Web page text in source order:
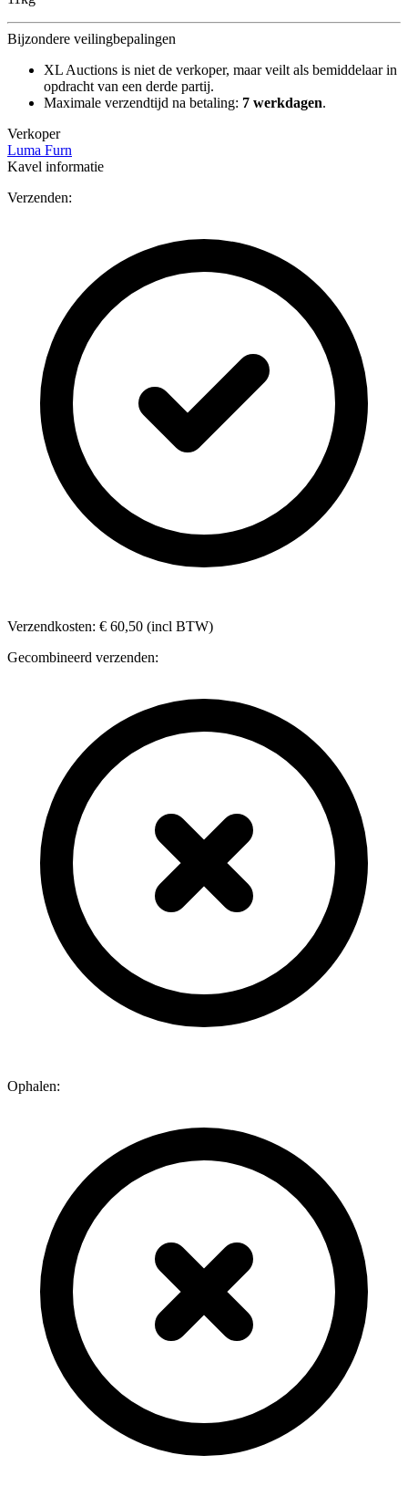
Bijzondere veilingbepalingen
XL Auctions is niet de verkoper, maar veilt als bemiddelaar in
opdracht van een derde partij.
Maximale verzendtijd na betaling: 7 werkdagen.
Verkoper
Luma Furn
Kavel informatie
Verzenden:
Verzendkosten: € 60,50 (incl BTW)
Gecombineerd verzenden:
Ophalen: